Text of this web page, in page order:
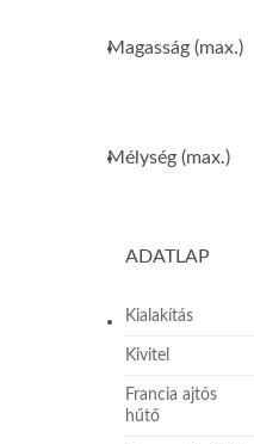
Magasság (max.)
Mélység (max.)
ADATLAP
Kialakítás
Kivitel
Francia ajtós
hűtő